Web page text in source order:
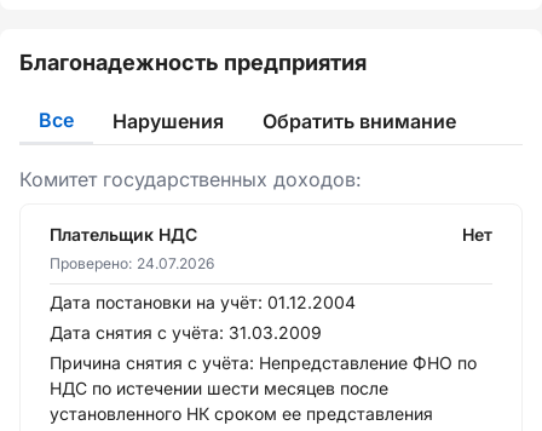
Благонадежность предприятия
Все Нарушения Обратить внимание
Комитет государственных доходов:
Плательщик НДС Нет
Проверено: 24.07.2026
Дата постановки на учёт: 01.12.2004
Дата снятия с учёта: 31.03.2009
Причина снятия с учёта: Непредставление ФНО по
НДС по истечении шести месяцев после
установленного НК сроком ее представления